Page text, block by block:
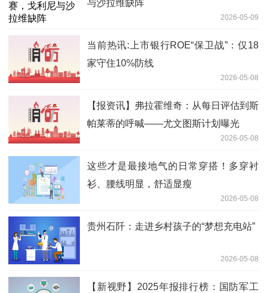
与沙拉维缺阵
2026-05-09
当前热讯:上市银行ROE“保卫战”：仅18
家守住10%防线
2026-05-08
【报资讯】弗拉霍维奇：从每日评估到斯
帕莱蒂的呼喊——尤文图斯计划曝光
2026-05-08
这些才是最接地气的日常穿搭！多穿衬
衫、腰线明显，舒适显瘦
2026-05-08
贵州石阡：走进乡村孩子的“梦想充电站”
2026-05-08
【新视野】2025年报排行榜：国防军工